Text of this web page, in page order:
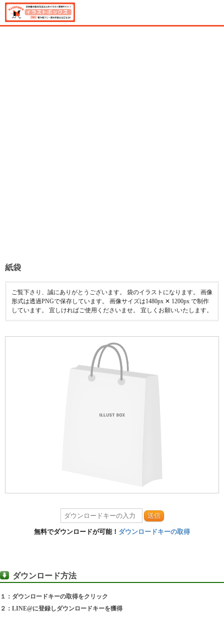
紙袋
ご覧下さり、誠にありがとうございます。 袋のイラストになります。 画像
形式は透過PNGで保存しています。 画像サイズは1480px ✕ 1200px で制作
しています。 宜しければご使用くださいませ。 宜しくお願いいたします。
送信
無料でダウンロードが可能！ ダウンロードキーの取得
ダウンロード方法
１：ダウンロードキーの取得をクリック
２：LINE@に登録しダウンロードキーを獲得